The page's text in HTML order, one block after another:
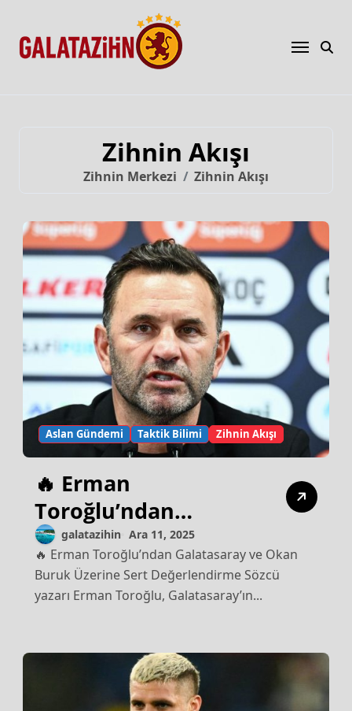
Zihnin Akışı
Zihnin Merkezi Zihnin Akışı
Aslan Gündemi Taktik Bilimi Zihnin Akışı
🔥 Erman
Toroğlu’ndan
Galatasaray ve Okan
Buruk Üzerine Sert
Değerlendirme
galatazihin Ara 11, 2025
🔥 Erman Toroğlu’ndan Galatasaray ve Okan
Buruk Üzerine Sert Değerlendirme Sözcü
yazarı Erman Toroğlu, Galatasaray’ın...